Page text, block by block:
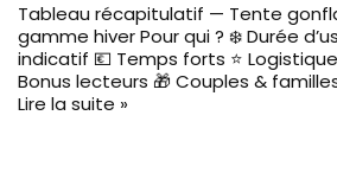
Tableau récapitulatif — Tente
gamme hiver Pour qui ? ❄️ Durée
indicatif 💶 Temps forts ⭐
Bonus lecteurs 🎁 Couples &
Lire la suite »